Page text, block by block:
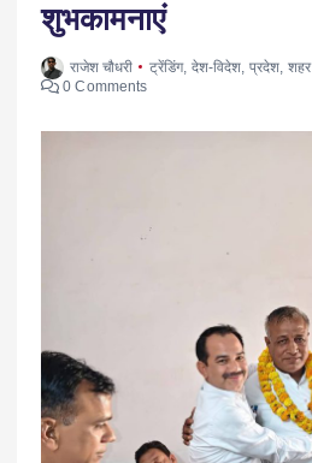
शुभकामनाएं
राजेश चौधरी ट्रेंडिंग, देश-विदेश प्रदेश शहर
0 Comments